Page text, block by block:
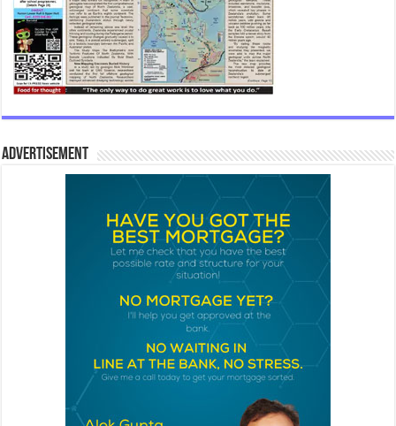
Advertisement